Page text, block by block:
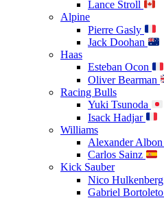
Lance Stroll
Alpine
Pierre Gasly
Jack Doohan
Haas
Esteban Ocon
Oliver Bearman
Racing Bulls
Yuki Tsunoda
Isack Hadjar
Williams
Alexander Albon
Carlos Sainz
Kick Sauber
Nico Hulkenberg
Gabriel Bortoleto